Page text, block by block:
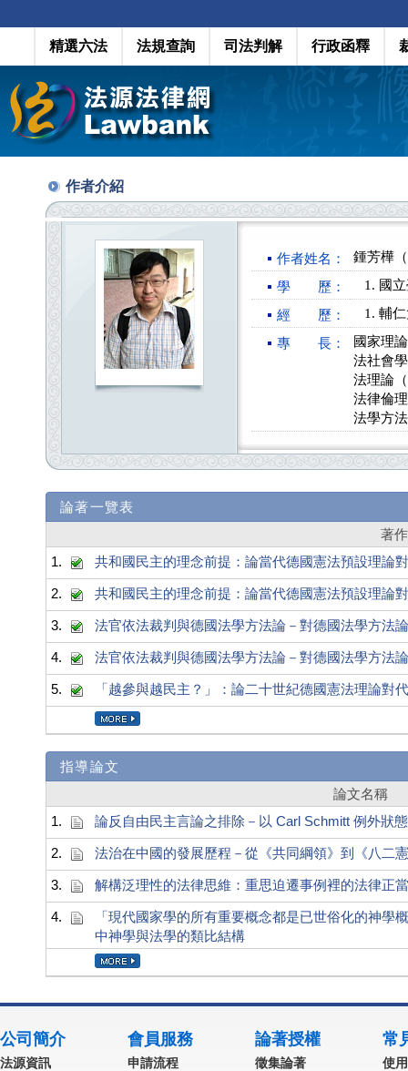
精選六法 法規查詢 司法判解 行政函釋
作者介紹
作者姓名： 鍾芳樺
學 歷： 國
經 歷： 輔
專 長：
國家理論
法社會學
法理論
法律倫理
法學方
論著一覽表
著
1.
共和國民主的理念前提：論當代德國憲法預設理論
2. 共和國民主的理念前提：論當代德國憲法預設理論
3. 法官依法裁判與德國法學方法論－對德國法學方法
4. 法官依法裁判與德國法學方法論－對德國法學方法
5. 「越參與越民主？」：論二十世紀德國憲法理論對
指導論文
論文名稱
1.
論反自由民主言論之排除－以 Carl Schmitt 例外狀
2. 法治在中國的發展歷程－從《共同綱領》到《八二
3. 解構泛理性的法律思維：重思迫遷事例裡的法律正
4.
「現代國家學的所有重要概念都是已世俗化的神學
中神學與法學的類比結構
公司簡介
法源資訊
會員服務
申請流程
論著授權
徵集論著
常
使